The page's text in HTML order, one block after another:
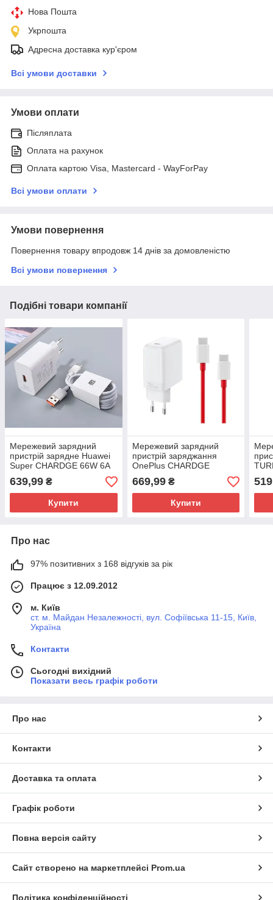
Нова Пошта
Укрпошта
Адресна доставка кур'єром
Всі умови доставки
Умови оплати
Післяплата
Оплата на рахунок
Оплата картою Visa, Mastercard - WayForPay
Всі умови оплати
Умови повернення
Повернення товару впродовж 14 днів за домовленістю
Всі умови повернення
Подібні товари компанії
Мережевий зарядний
пристрій зарядне Huawei
Super CHARDGE 66W 6A
Type-C 2 в 1
639,99 ₴
Купити
Мережевий зарядний
пристрій заряджання
OnePlus CHARDGE
TURBO 65 W Type-C 2 в 1
Оригінал
669,99₴
Купити
для
Про нас
97% позитивних з 168 відгуків за рік
Працює з 12.09.2012
м. Київ
ст. м. Майдан Незалежності, вул. Софіївська 11-15, Київ,
Україна
Контакти
Сьогодні вихідний
Показати весь графік роботи
Про нас
Контакти
Доставка та оплата
Графік роботи
Повна версія сайту
Сайт створено на маркетплейсі Prom.ua
Політика конфіденційності